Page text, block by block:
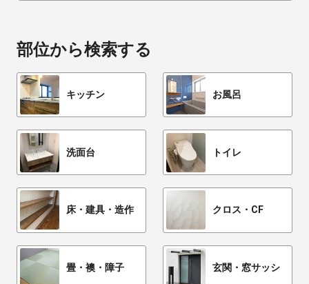
部位から検索する
キッチン お風呂
洗面台 トイレ
床・建具・造作 クロス・CF
畳・襖・障子 玄関・窓サッシ